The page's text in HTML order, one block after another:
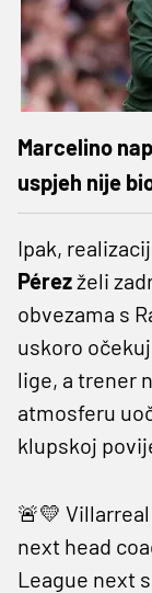
Marcelino
uspjeh nije
Ipak,
Pérezželi
obvezama s
uskoro
lige, a trener
atmosferu
klupskoj
🚨💛
next head
League next